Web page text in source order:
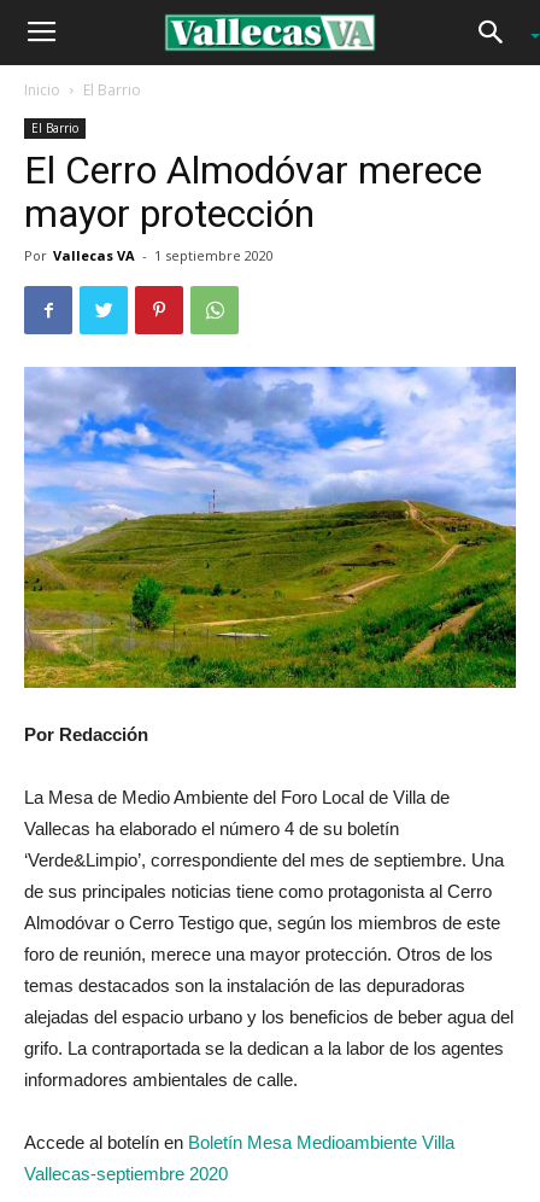
Inicio El Barrio
El Barrio
El Cerro Almodóvar merece
mayor protección
Por Vallecas VA - 1 septiembre 2020
Por Redacción
La Mesa de Medio Ambiente del Foro Local de Villa de
Vallecas ha elaborado el número 4 de su boletín
‘Verde&Limpio’, correspondiente del mes de septiembre. Una
de sus principales noticias tiene como protagonista al Cerro
Almodóvar o Cerro Testigo que, según los miembros de este
foro de reunión, merece una mayor protección. Otros de los
temas destacados son la instalación de las depuradoras
alejadas del espacio urbano y los beneficios de beber agua del
grifo. La contraportada se la dedican a la labor de los agentes
informadores ambientales de calle.
Accede al botelín en Boletín Mesa Medioambiente Villa
Vallecas-septiembre 2020